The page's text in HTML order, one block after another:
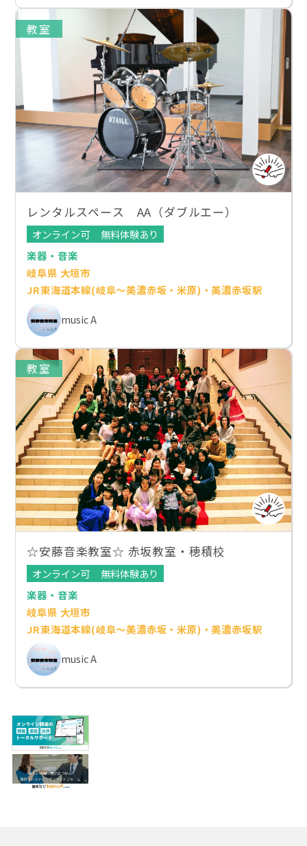
教室
レンタルスペース AA（ダブルエー）
オンライン可
無料体験あり
楽器・音楽
岐阜県 大垣市
JR東海道本線(岐阜～美濃赤坂・米原)・美濃赤坂駅
music A
教室
☆安藤音楽教室☆ 赤坂教室・穂積校
オンライン可
無料体験あり
楽器・音楽
岐阜県 大垣市
JR東海道本線(岐阜～美濃赤坂・米原)・美濃赤坂駅
music A